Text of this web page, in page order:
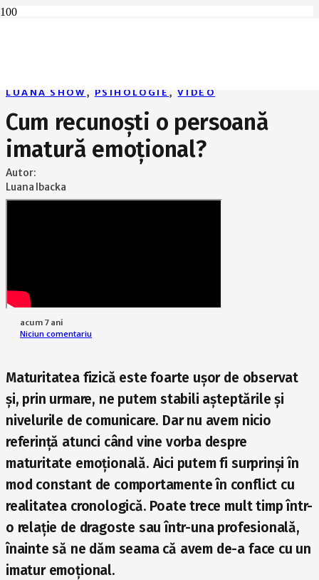
LUANA SHOW , PSIHOLOGIE ,VIDEO
Cum recunoști o persoană
imatură emoțional?
Autor:
Luana Ibacka
acum 7 ani
Niciun comentariu
Maturitatea fizică este foarte ușor de observat
și, prin urmare, ne putem stabili așteptările și
nivelurile de comunicare. Dar nu avem nicio
referință atunci când vine vorba despre
maturitate emoțională. Aici putem fi surprinși în
mod constant de comportamente în conflict cu
realitatea cronologică. Poate trece mult timp într-
o relație de dragoste sau într-una profesională,
înainte să ne dăm seama că avem de-a face cu un
imatur emoțional.